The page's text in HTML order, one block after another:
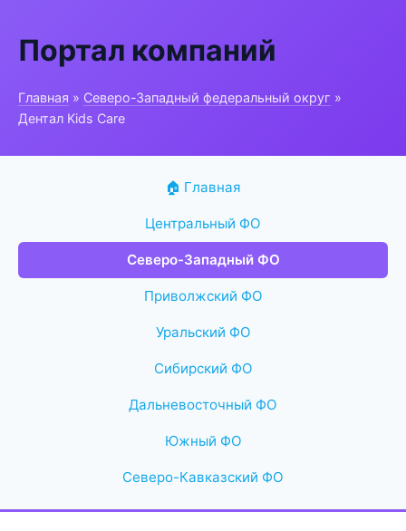
Портал компаний
Главная » Северо-Западный федеральный округ »
Дентал Kids Care
🏠 Главная
Центральный ФО
Северо-Западный ФО
Приволжский ФО
Уральский ФО
Сибирский ФО
Дальневосточный ФО
Южный ФО
Северо-Кавказский ФО